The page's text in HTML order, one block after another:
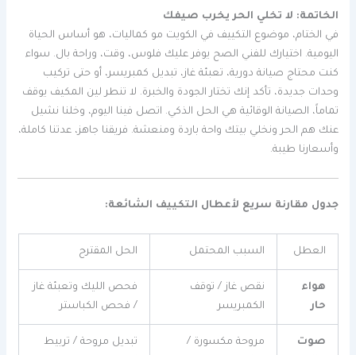
الخاتمة: لا تخلي الحر يخرب صيفك
في الختام، موضوع التكييف في الكويت مو كماليات، هو أساس الحياة
اليومية. اختيارك للفني الصح يوفر عليك فلوس، وقت، وراحة بال. سواء
كنت محتاج صيانة دورية، تعبئة غاز، تبديل كمبريسر، أو حتى تركيب
وحدات جديدة، تأكد إنك تختار الجودة والخبرة. لا تنطر لين المكيف يوقف
تماماً، الصيانة الوقائية هي الحل الذكي. اتصل فينا اليوم، وخلنا نشيل
عنك هم الحر ونخلي بيتك واحة باردة ومنعشة. فريقنا جاهز، عدتنا كاملة،
وأسعارنا طيبة.
جدول مقارنة سريع لأعطال التكييف الشائعة:
العطل السبب المحتمل الحل المقترح
هواء
حار
نقص غاز / توقف
الكمبريسر
فحص الليك وتعبئة غاز
/ فحص الكباستر
صوت
مروحة مكسورة /
تبديل مروحة / تربيط